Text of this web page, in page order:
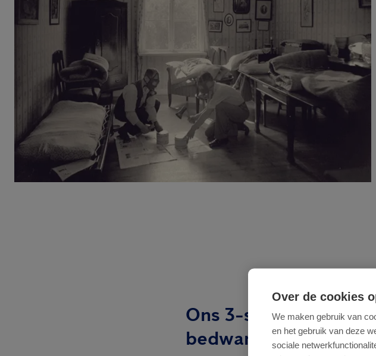
Ons 3-stappenplan
Over de cookies
We maken gebruik van
en het gebruik van deze
sociale